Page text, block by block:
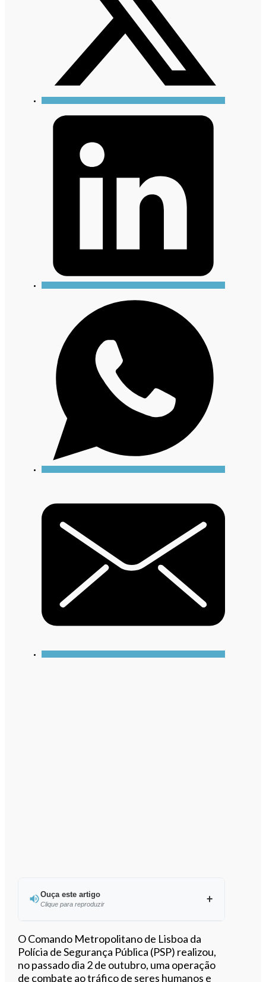
Ouça este artigo
Clique para reproduzir
Ouvir este artigo
O Comando Metropolitano de Lisboa da
Polícia de Segurança Pública (PSP) realizou,
no passado dia 2 de outubro, uma operação
de combate ao tráfico de seres humanos e